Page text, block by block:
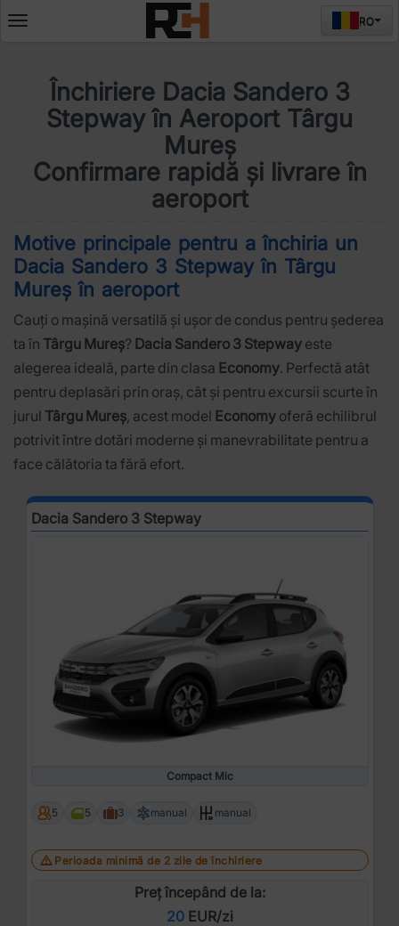
Deschide
RO
Închiriere Dacia Sandero 3
Stepway în Aeroport Târgu
Mureș
Confirmare rapidă și livrare în
aeroport
Motive principale pentru a închiria un
Dacia Sandero 3 Stepway în Târgu
Mureș în aeroport
Cauți o mașină versatilă și ușor de condus pentru șederea
ta în Târgu Mureș? Dacia Sandero 3 Stepway este
alegerea ideală, parte din clasa Economy. Perfectă atât
pentru deplasări prin oraș, cât și pentru excursii scurte în
jurul Târgu Mureș, acest model Economy oferă echilibrul
potrivit între dotări moderne și manevrabilitate pentru a
face călătoria ta fără efort.
Dacia Sandero 3 Stepway
Compact Mic
5 5 3 manual manual
Perioada minimă de 2 zile de închiriere
Preț începând de la:
20EUR/zi